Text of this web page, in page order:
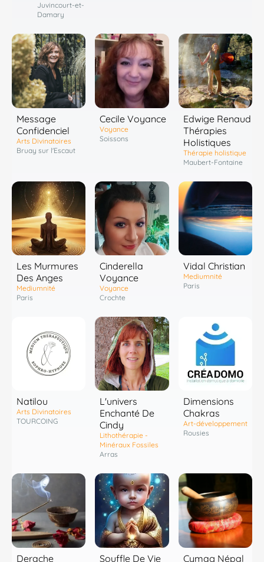
Juvincourt-et-
Damary
Message
Confidenciel
Arts Divinatoires
Bruay sur l'Escaut
Cecile Voyance
Voyance
Soissons
Edwige Renaud
Thérapies
Holistiques
Thérapie holistique
Maubert-Fontaine
Les Murmures
Des Anges
Mediumnité
Paris
Cinderella
Voyance
Voyance
Crochte
Vidal Christian
Mediumnité
Paris
Natilou
Arts Divinatoires
TOURCOING
L'univers
Enchanté De
Cindy
Lithothérapie -
Minéraux Fossiles
Arras
Dimensions
Chakras
Art-développement
Rousies
Derache
Souffle De Vie
Cymag Népal